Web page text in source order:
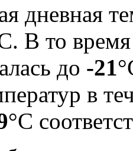
дневная
В то
до -21
в
°С